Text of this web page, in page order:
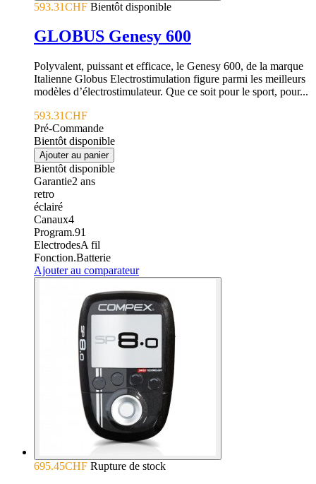
593.31CHF Bientôt disponible
GLOBUS Genesy 600
Polyvalent, puissant et efficace, le Genesy 600, de la marque
Italienne Globus Electrostimulation figure parmi les meilleurs
modèles d’électrostimulateur. Que ce soit pour le sport, pour...
593.31CHF
Pré-Commande
Bientôt disponible
Ajouter au panier
Bientôt disponible
Garantie2 ans
retro
éclairé
Canaux4
Program.91
ElectrodesA fil
Fonction.Batterie
Ajouter au comparateur
695.45CHF Rupture de stock